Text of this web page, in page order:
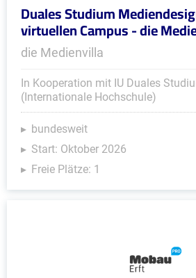
Duales Studium
virtuellen Campus - die
die Medienvilla
In Kooperation mit IU Duales
(Internationale Hochschule)
bundesweit
Start: Oktober 2026
Freie Plätze: 1